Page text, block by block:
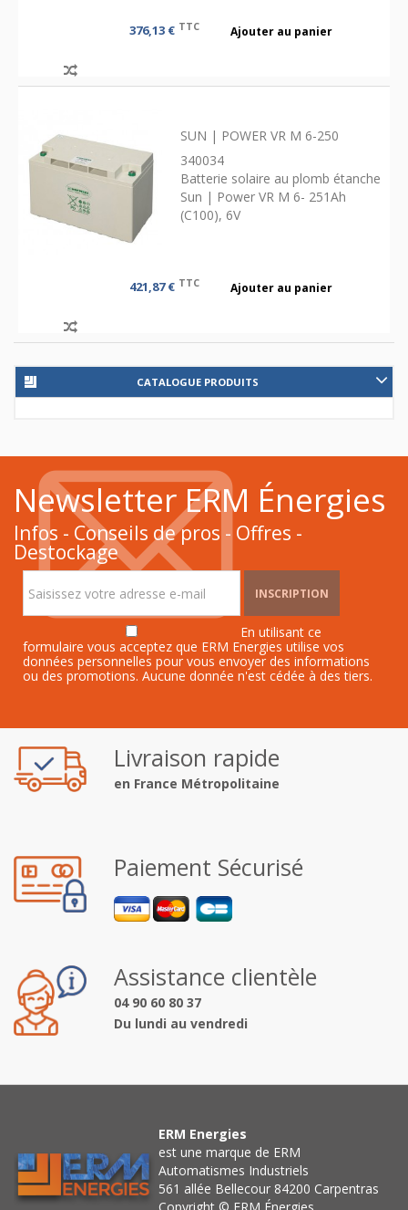
376,13 € TTC Ajouter au panier
SUN | POWER VR M 6-250
340034
Batterie solaire au plomb étanche
Sun | Power VR M 6- 251Ah
(C100), 6V
421,87 € TTC Ajouter au panier
CATALOGUE PRODUITS
Newsletter ERM Énergies
Infos - Conseils de pros - Offres -
Destockage
INSCRIPTION
En utilisant ce
formulaire vous acceptez que ERM Energies utilise vos
données personnelles pour vous envoyer des informations
ou des promotions. Aucune donnée n'est cédée à des tiers.
Livraison rapide
en France Métropolitaine
Paiement Sécurisé
Assistance clientèle
04 90 60 80 37
Du lundi au vendredi
ERM Energies
est une marque de ERM
Automatismes Industriels
561 allée Bellecour 84200 Carpentras